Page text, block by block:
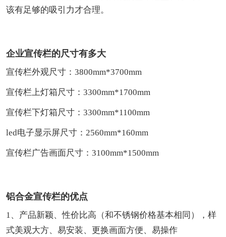
该有足够的吸引力才合理。
企业宣传栏的尺寸有多大
宣传栏外观尺寸：3800mm*3700mm
宣传栏上灯箱尺寸：3300mm*1700mm
宣传栏下灯箱尺寸：3300mm*1100mm
led电子显示屏尺寸：2560mm*160mm
宣传栏广告画面尺寸：3100mm*1500mm
铝合金宣传栏的优点
1、产品新颖、性价比高（和不锈钢价格基本相同），样
式美观大方、易安装、更换画面方便、易操作